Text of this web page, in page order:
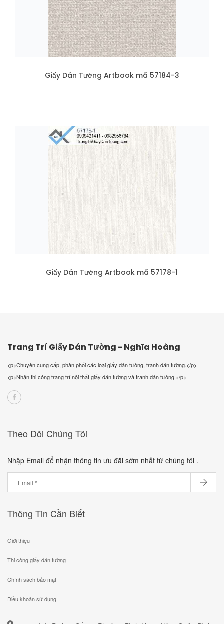
Giấy Dán Tường Artbook mã 57184-3
Giấy Dán Tường Artbook mã 57178-1
Trang Trí Giấy Dán Tường - Nghĩa Hoàng
<p>Chuyên cung cấp, phân phối các loại giấy dán tường, tranh dán tường.</p>
<p>Nhận thi công trang trí nội thất giấy dán tường và tranh dán tường.</p>
Theo Dõi Chúng Tôi
Nhập Email để nhận thông tin ưu đãi sớm nhất từ chúng tôi .
Thông Tin Cần Biết
Giới thiệu
Thi công giấy dán tường
Chính sách bảo mật
Điều khoản sử dụng